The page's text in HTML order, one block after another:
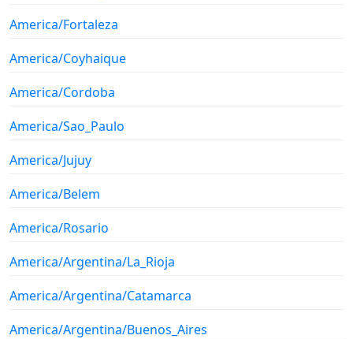
America/Fortaleza
America/Coyhaique
America/Cordoba
America/Sao_Paulo
America/Jujuy
America/Belem
America/Rosario
America/Argentina/La_Rioja
America/Argentina/Catamarca
America/Argentina/Buenos_Aires